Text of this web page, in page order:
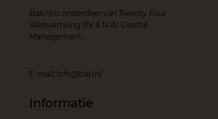
Bari.nl is onderdeel van Twenty Four
Webvertising BV & N.W. Capital
Management
E-mail: info@bari.nl
Informatie